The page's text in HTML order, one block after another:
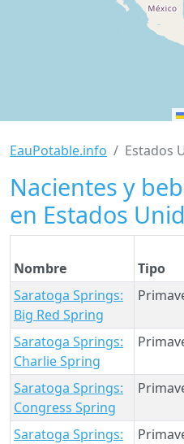
EauPotable.info Estados
Nacientes y
en Estados
Nombre Tipo
Saratoga Springs:
Big Red Spring
Saratoga Springs:
Charlie Spring
Saratoga Springs:
Congress Spring
Saratoga Springs: